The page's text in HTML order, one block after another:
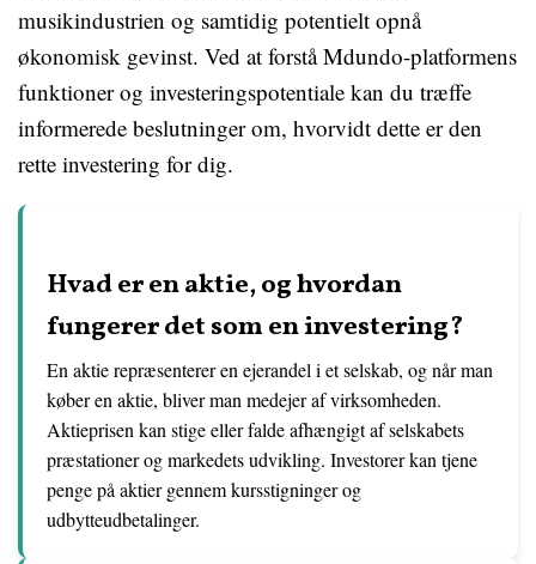
musikindustrien og samtidig potentielt opnå
økonomisk gevinst. Ved at forstå Mdundo-platformens
funktioner og investeringspotentiale kan du træffe
informerede beslutninger om, hvorvidt dette er den
rette investering for dig.
Hvad er en aktie, og hvordan
fungerer det som en investering?
En aktie repræsenterer en ejerandel i et selskab, og når man
køber en aktie, bliver man medejer af virksomheden.
Aktieprisen kan stige eller falde afhængigt af selskabets
præstationer og markedets udvikling. Investorer kan tjene
penge på aktier gennem kursstigninger og
udbytteudbetalinger.